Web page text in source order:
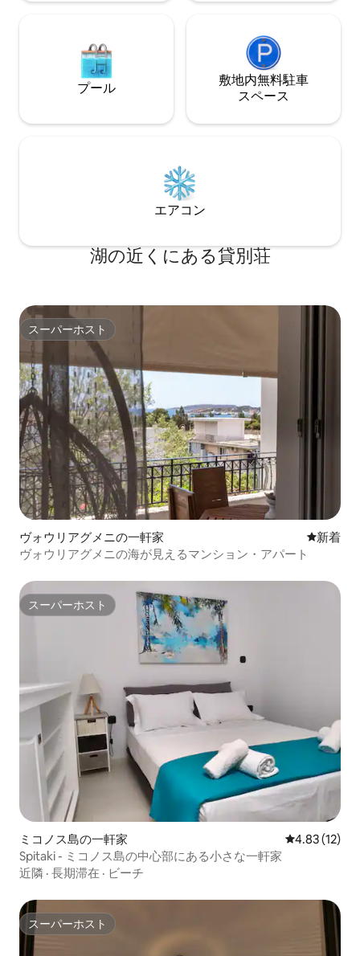
プール
敷地内無料駐⁠車
ス⁠ペ⁠ー⁠ス
エアコン
湖の近くにある貸別荘
スーパーホスト
スーパーホスト
ヴォウリアグメニの一軒家 新しい宿
新着
ヴォウリアグメニの海が見えるマンション・アパート
スーパーホスト
スーパーホスト
ミコノス島の一軒家 レビュー12
4.83 (12)
Spitaki - ミコノス島の中心部にある小さな一軒家
近隣 · 長期滞在 · ビーチ
スーパーホスト
スーパーホスト